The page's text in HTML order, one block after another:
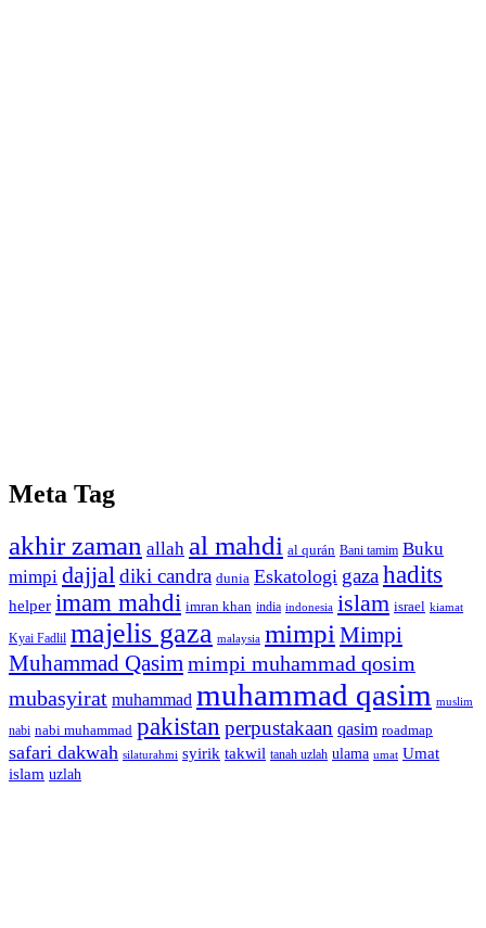
Meta Tag
akhir zaman allah al mahdi al qurán Bani tamim Buku
mimpi dajjal diki candra dunia Eskatologi gazahadits
helper imam mahdi imran khan india indonesia islam israel kiamat
Kyai Fadlil majelis gaza malaysia mimpi Mimpi
Muhammad Qasim mimpi muhammad qosim
mubasyirat muhammad muhammad qasim muslim
nabi nabi muhammad pakistan perpustakaan qasim roadmap
safari dakwah silaturahmi syirik takwil tanah uzlah ulama umat Umat
islam uzlah